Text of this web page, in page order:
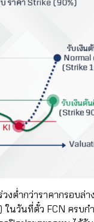
ต่ำกว่าราคากรอบล่า
นวันที่ตั๋ว FCN ครบ